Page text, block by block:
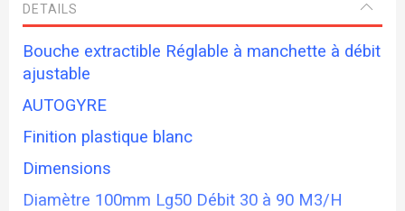
DETAILS
Bouche extractible Réglable à manchette à débit
ajustable
AUTOGYRE
Finition plastique blanc
Dimensions
Diamètre 100mm Lg50 Débit 30 à 90 M3/H